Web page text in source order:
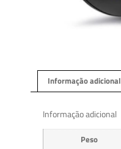
Informação adicional
Informação adicional
Peso